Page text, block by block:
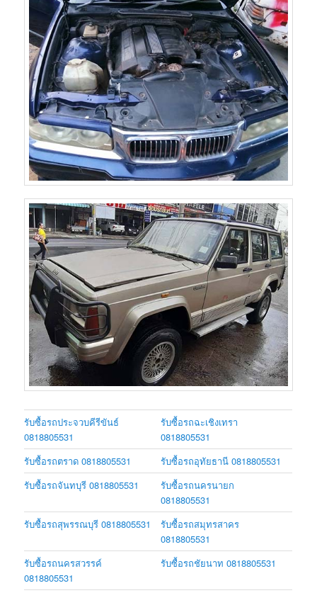
รับซื้อรถประจวบคีรีขันธ์
0818805531
รับซื้อรถฉะเชิงเทรา
0818805531
รับซื้อรถตราด 0818805531
รับซื้อรถอุทัยธานี 0818805531
รับซื้อรถจันทบุรี 0818805531
รับซื้อรถนครนายก
0818805531
รับซื้อรถสุพรรณบุรี 0818805531
รับซื้อรถสมุทรสาคร
0818805531
รับซื้อรถนครสวรรค์
0818805531
รับซื้อรถชัยนาท 0818805531